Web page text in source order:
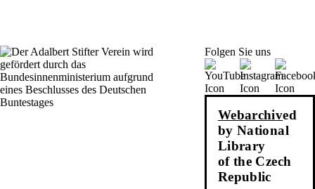
Folgen Sie uns
Webarchived
by National
Library
of the Czech
Republic